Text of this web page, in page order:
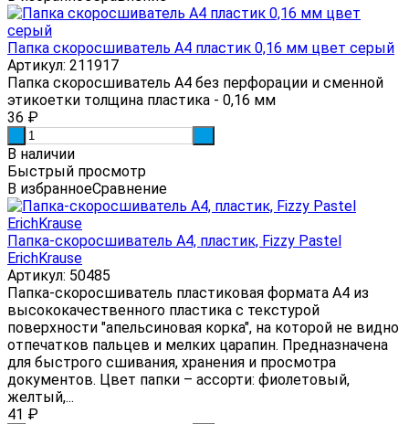
Папка скоросшиватель А4 пластик 0,16 мм цвет серый
Артикул: 211917
Папка скоросшиватель А4 без перфорации и сменной
этикоетки толщина пластика - 0,16 мм
36 ₽
В наличии
Быстрый просмотр
В избранноеСравнение
Папка-скоросшиватель А4, пластик, Fizzy Pastel
ErichKrause
Артикул: 50485
Папка-скоросшиватель пластиковая формата А4 из
высококачественного пластика с текстурой
поверхности "апельсиновая корка", на которой не видно
отпечатков пальцев и мелких царапин. Предназначена
для быстрого сшивания, хранения и просмотра
документов. Цвет папки – ассорти: фиолетовый,
желтый,...
41 ₽